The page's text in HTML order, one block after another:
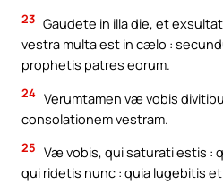
23 Gaudete in illa die, et
vestra multa est in cælo :
prophetis patres eorum.
24 Verumtamen væ vobis
consolationem vestram.
25 Væ vobis, qui saturati estis :
qui ridetis nunc : quia lugebitis